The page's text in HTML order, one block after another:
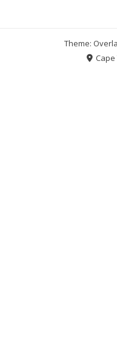
Theme: